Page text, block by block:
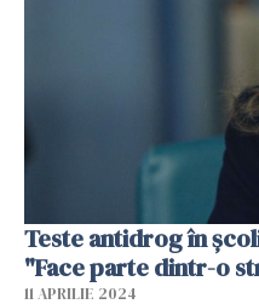
Teste antidrog în
"Face parte dintr-o
11 APRILIE 2024